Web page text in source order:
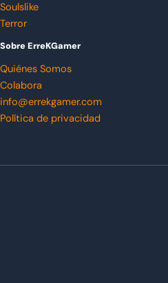
Soulslike
Terror
Sobre ErreKGamer
Quiénes Somos
Colabora
info@errekgamer.com
Política de privacidad